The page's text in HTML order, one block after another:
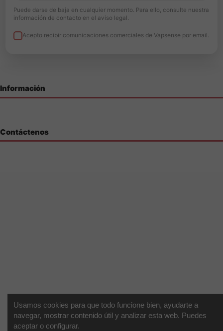
Puede darse de baja en cualquier momento. Para ello, consulte nuestra
información de contacto en el aviso legal.
Acepto recibir comunicaciones comerciales de Vapsense por email.
Información
Contáctenos
Usamos cookies para que todo funcione bien, ayudarte a
navegar, mostrar contenido útil y analizar esta web. Puedes
aceptar o configurar.